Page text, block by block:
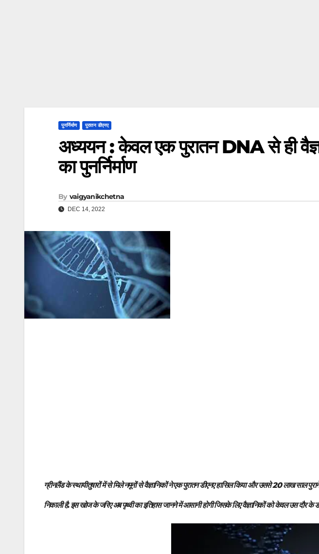
पुनर्निर्माण पुरातन डीएनए
अध्ययन : केवल एक पुरातन DNA से ही
का पुनर्निर्माण
By vaigyanikchetna
DEC 14, 2022
ग्रीनलैंड के स्थायीतुषारों में से मिले नमूनों से वैज्ञानिकों ने एक पुरातन डीएनए हासिल किया और उससे 20 लाख साल
निकाली है. इस खोज के जरिए अब पृथ्वी का इतिहास जानने में आसानी होगी जिसके लिए वैज्ञानिकों को केवल उस दौर के